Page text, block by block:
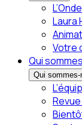
Laura
Votre
Qui
Qui sommes-